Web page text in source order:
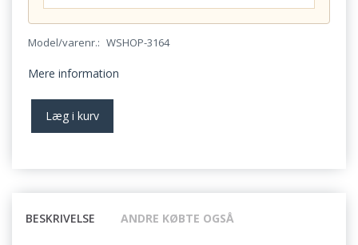
Model/varenr.: WSHOP-3164
Mere information
Læg i kurv
BESKRIVELSE ANDRE KØBTE OGSÅ